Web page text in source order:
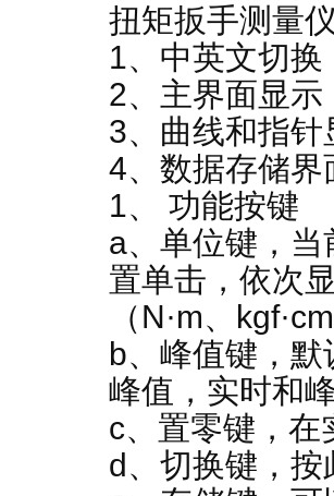
扭矩扳手测量
1、中英文切换
2、主界面显示
3、曲线和指针
4、数据存储界
1、 功能按键
a、单位键，
置单击，依次
（N·m、
b、峰值键，
峰值，实时和
c、置零键，在
d、切换键，